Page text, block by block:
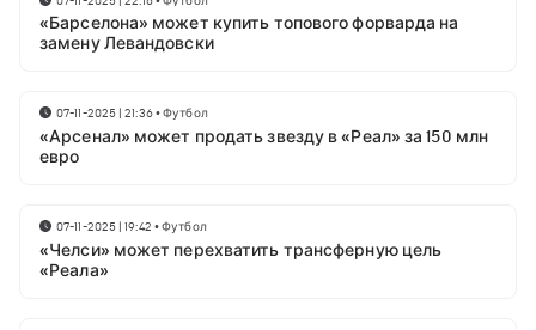
«Барселона» может купить топового форварда на
замену Левандовски
07-11-2025 | 21:36•Футбол
«Арсенал» может продать звезду в «Реал» за 150 млн
евро
07-11-2025 | 19:42 •Футбол
«Челси» может перехватить трансферную цель
«Реала»